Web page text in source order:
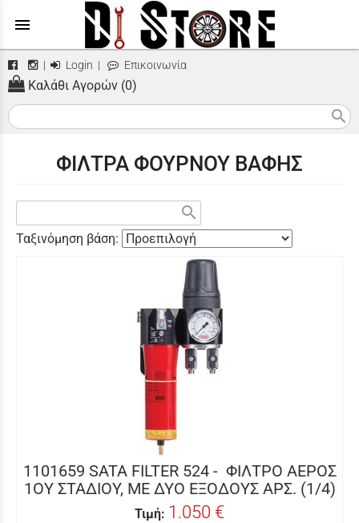
menu
| Login | Επικοινωνία
Καλάθι Αγορών (0)
search
ΦΙΛΤΡΑ ΦΟΥΡΝΟΥ ΒΑΦΗΣ
search
Ταξινόμηση βάση:
1101659 SATA FILTER 524 - ΦΙΛΤΡΟ ΑΕΡΟΣ
1ΟΥ ΣΤΑΔΙΟΥ, ΜΕ ΔΥΟ ΕΞΟΔΟΥΣ ΑΡΣ. (1/4)
Τιμή: 1.050 €